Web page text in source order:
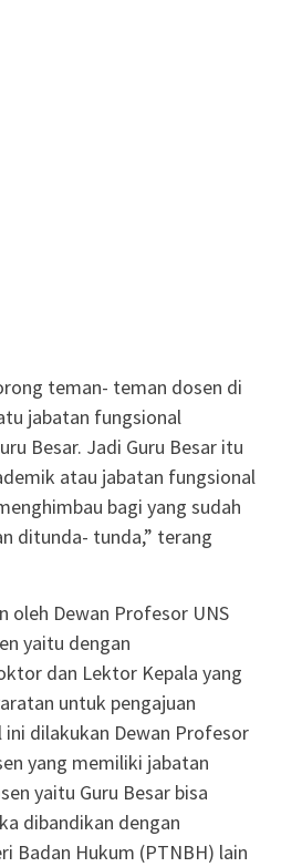
teman- teman dosen di
jabatan fungsional
Besar. Jadi Guru Besar itu
atau jabatan fungsional
bagi yang sudah
ditunda- tunda,” terang
oleh Dewan Profesor UNS
yaitu dengan
dan Lektor Kepala yang
untuk pengajuan
ini dilakukan Dewan Profesor
yang memiliki jabatan
yaitu Guru Besar bisa
dibandikan dengan
Badan Hukum (PTNBH) lain